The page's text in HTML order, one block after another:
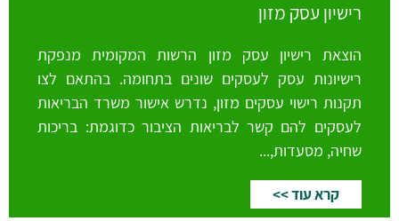
רישיון עסק מזון
הוצאת רישיון עסק מזון הרשות המקומית מנפקת
רישיונות עסק לעסקים שונים בתחומה. בהתאם לצו
תקנות רישוי עסקים מזון, נדרש אישור משרד הבריאות
לעסקים להם קשר לבריאות הציבור כדוגמת: בריכות
שחיה, מסעדות,...
קרא עוד >>